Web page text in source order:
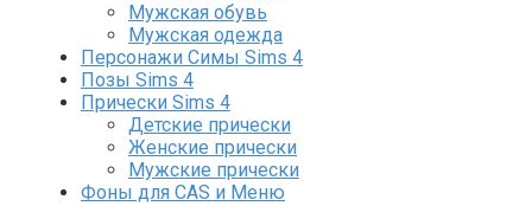
Мужская обувь
Мужская одежда
Персонажи Симы Sims 4
Позы Sims 4
Прически Sims 4
Детские прически
Женские прически
Мужские прически
Фоны для CAS и Меню